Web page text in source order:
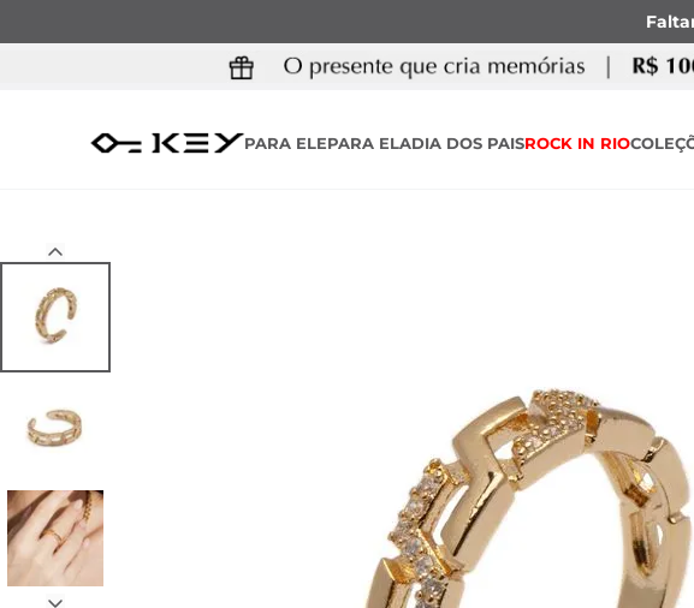
PARA ELEPARA ELADIA DOS PAISROCK IN RIO